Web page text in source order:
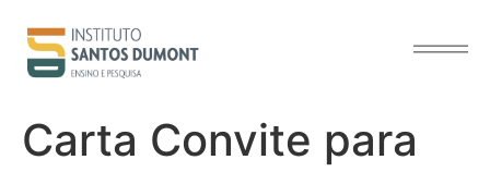
conteúdo
Carta Convite para